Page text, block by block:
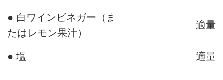
● 白ワインビネガー（ま
たはレモン果汁）
適量
● 塩 適量